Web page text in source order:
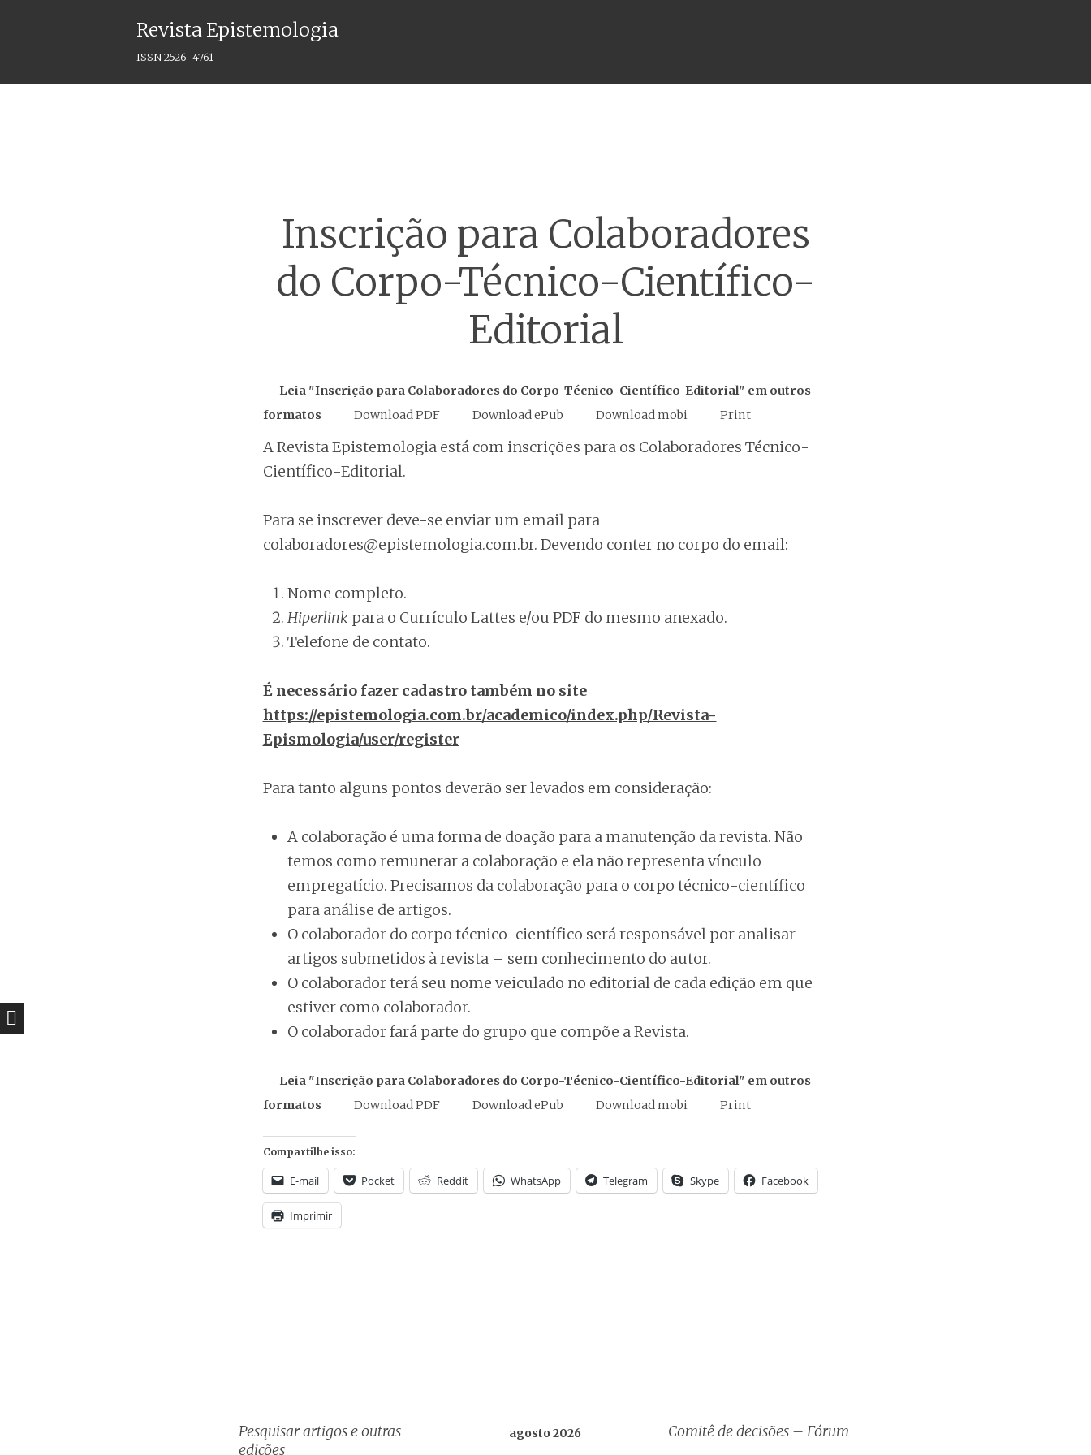
Revista Epistemologia
ISSN 2526-4761
Inscrição para Colaboradores
do Corpo-Técnico-Científico-
Editorial
Leia "Inscrição para Colaboradores do Corpo-Técnico-Científico-Editorial" em outros
formatos
Download PDF Download ePub Download mobi Print
A Revista Epistemologia está com inscrições para os Colaboradores Técnico-
Científico-Editorial.
Para se inscrever deve-se enviar um email para
colaboradores@epistemologia.com.br. Devendo conter no corpo do email:
Nome completo.
Hiperlink para o Currículo Lattes e/ou PDF do mesmo anexado.
Telefone de contato.
É necessário fazer cadastro também no site
https://epistemologia.com.br/academico/index.php/Revista-
Epismologia/user/register
Para tanto alguns pontos deverão ser levados em consideração:
A colaboração é uma forma de doação para a manutenção da revista. Não
temos como remunerar a colaboração e ela não representa vínculo
empregatício. Precisamos da colaboração para o corpo técnico-científico
para análise de artigos.
O colaborador do corpo técnico-científico será responsável por analisar
artigos submetidos à revista – sem conhecimento do autor.
O colaborador terá seu nome veiculado no editorial de cada edição em que
estiver como colaborador.
O colaborador fará parte do grupo que compõe a Revista.
Leia "Inscrição para Colaboradores do Corpo-Técnico-Científico-Editorial" em outros
formatos
Download PDF Download ePub Download mobi Print
Compartilhe isso:
E-mail Pocket Reddit WhatsApp Telegram Skype Facebook
Imprimir
Pesquisar artigos e outras
edições
agosto 2026 Comitê de decisões – Fórum